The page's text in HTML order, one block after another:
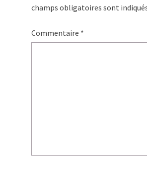
champs obligatoires sont
Commentaire *